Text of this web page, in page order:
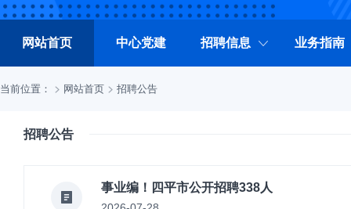
网站首页 中心党建 招聘信息 业务指南
当前位置： 网站首页 招聘公告
招聘公告
事业编！四平市公开招聘338人